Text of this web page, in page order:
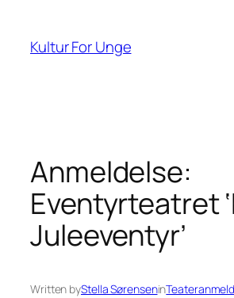
indhold
Kultur For Unge
Anmeldelse:
Eventyrteatret
Juleeventyr’
Written byStella Sørensenin